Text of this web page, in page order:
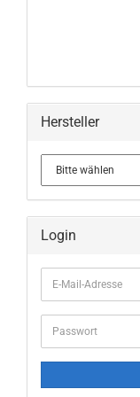
Hersteller
Login
E-
Mail-
Adresse
Passwort